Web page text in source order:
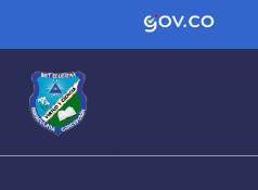
Contenido
Logo